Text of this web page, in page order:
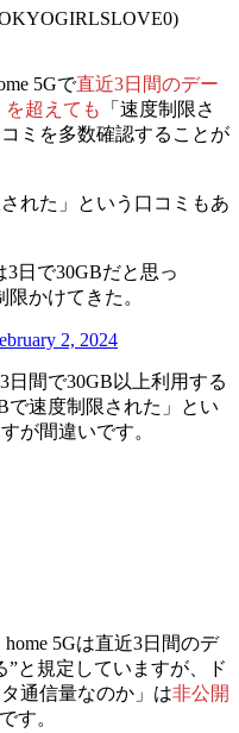
5Gで直近3日間のデー
を超えても
「速度制限さ
ミを多数確認することが
れた」という口コミもあ
3日で30GBだと思っ
かけてきた。
2, 2024
日間で30GB以上利用する
で速度制限された」とい
が間違いです。
5Gは直近3日間のデ
と規定していますが、
ド
通信量なのか」は非公開
です。